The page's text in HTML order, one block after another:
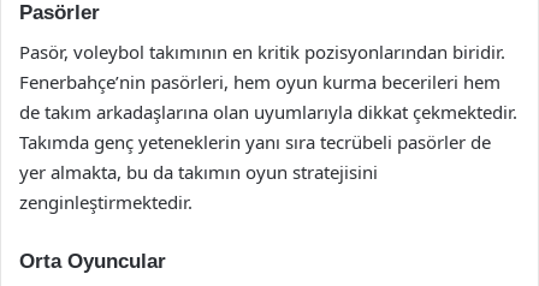
Pasörler
Pasör, voleybol takımının en kritik pozisyonlarından biridir.
Fenerbahçe’nin pasörleri, hem oyun kurma becerileri hem
de takım arkadaşlarına olan uyumlarıyla dikkat çekmektedir.
Takımda genç yeteneklerin yanı sıra tecrübeli pasörler de
yer almakta, bu da takımın oyun stratejisini
zenginleştirmektedir.
Orta Oyuncular